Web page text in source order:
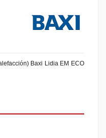
Baxi Lidia EM ECO